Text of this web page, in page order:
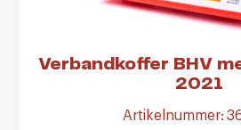
Verbandkoffer BHV
2021
Artikelnummer: